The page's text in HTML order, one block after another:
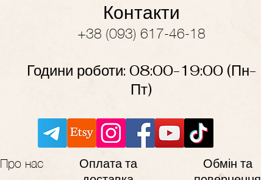
Контакти
+38 (093) 617-46-18
Години роботи: 08:00-19:00 (Пн-
Пт)
Про нас
Оплата та
Обмін та